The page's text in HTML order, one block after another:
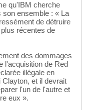
qu'IBM cherche
ensemble : « La
de détruire
récentes de
des dommages
l'acquisition de Red
illégale en
et il devrait
l'un de l'autre et
eux ».